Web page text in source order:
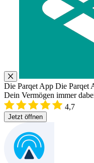
Die Parqet App Die Parqet
Dein Vermögen immer
4,7
Jetzt öffnen